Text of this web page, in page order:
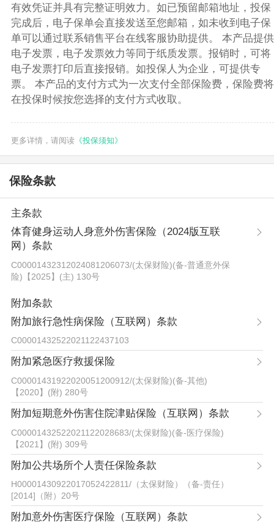
有效凭证并具有完整证明效力。如已预留邮箱地址，投保
完成后，电子保单会直接发送至您邮箱，如未收到电子保
单可以通过联系销售平台在线客服协助提供。 本产品提供
电子发票，电子发票效力等同于纸质发票。报销时，可将
电子发票打印后直接报销。如投保人为企业，可提供专
票。 本产品的支付方式为一次支付全部保险费，保险费将
在投保时候按您选择的支付方式收取。
更多详情，请阅读《投保须知》
保险条款
主条款
体育健身运动人身意外伤害保险（2024版互联
网）条款
C00001432312024081206073/(太保财险)(备-普通意外保
险)【2025】(主) 130号
附加条款
附加旅行急性病保险（互联网）条款
C00001432522021122437103
附加紧急医疗救援保险
C00001431922020051200912/(太保财险)(备-其他)
【2020】(附) 280号
附加短期意外伤害住院津贴保险（互联网）条款
C00001432522021122028683/(太保财险)(备-医疗保险)
【2021】(附) 309号
附加公共场所个人责任保险条款
H00001430922017052422811/（太保财险）（备-责任）
[2014]（附）20号
附加意外伤害医疗保险（互联网）条款